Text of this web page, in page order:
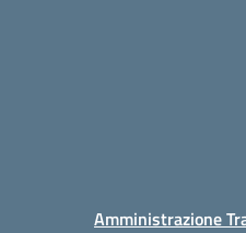
Amministrazione